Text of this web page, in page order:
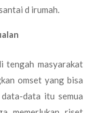
d irumah.
tengah masyarakat
omset yang bisa
data itu semua